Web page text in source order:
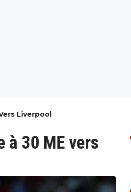
Liverpool
à 30 ME vers